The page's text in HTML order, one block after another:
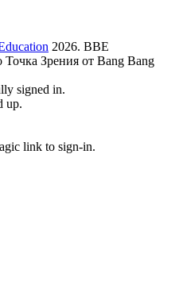
2026. BBE
Точка Зрения от Bang Bang
signed in.
up.
link to sign-in.